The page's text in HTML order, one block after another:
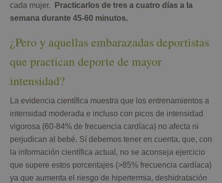
cada mujer.
Practicarlos de tres a cuatro días a la
semana durante 45-60 minutos.
¿Pero y aquellas embarazadas deportistas
que practican deporte de mayor
intensidad?
La evidencia científica muestra que los entrenamientos a
intensidad moderada e incluso con picos de intensidad
vigorosa (60-84% de frecuencia cardíaca) no afecta ni
perjudican al bebé. Sí debemos tener en cuenta, que, con
la información científica actual, no se aconseja ejercicio
que supere estos porcentajes (>85% frecuencia cardíaca)
ya que aumenta el riesgo de hipertermia, deshidratación